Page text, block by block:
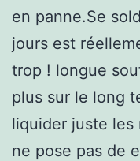
en panne.Se
jours est
trop ! longue
plus sur le long
liquider juste les
ne pose pas de